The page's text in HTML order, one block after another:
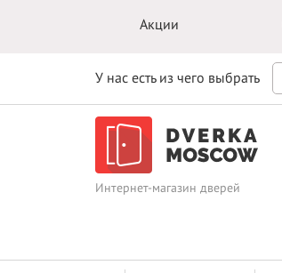
Акции
У нас есть из чего выбрать
Интернет-магазин дверей